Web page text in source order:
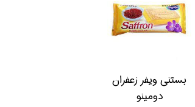
بستنی ویفر زعفران
دومینو